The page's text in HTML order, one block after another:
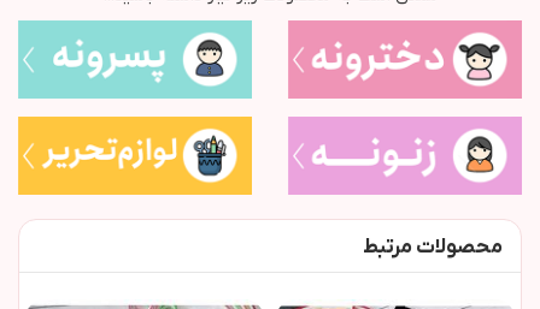
محصولات مرتبط